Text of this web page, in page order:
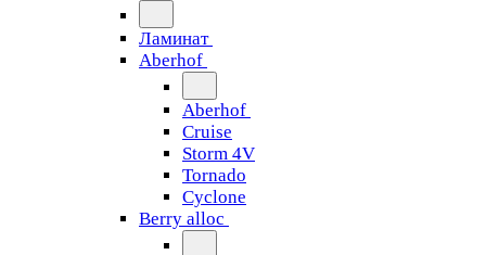
Ламинат
Aberhof
Aberhof
Cruise
Storm 4V
Tornado
Сyclone
Berry alloc